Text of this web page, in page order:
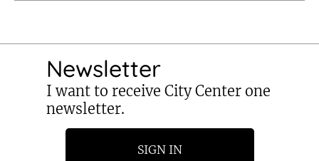
Newsletter
I want to receive City Center one
newsletter.
SIGN IN